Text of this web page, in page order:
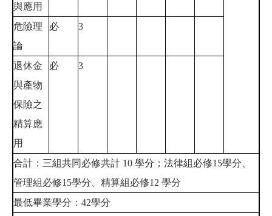
與應用
危險理
論
必 3
退休金
與產物
保險之
精算應
用
必 3
合計：三組共同必修共計 10 學分；法律組必修15學分、
管理組必修15學分、精算組必修12 學分
最低畢業學分： 42學分